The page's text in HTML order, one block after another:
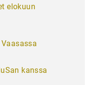
elokuun
kanssa